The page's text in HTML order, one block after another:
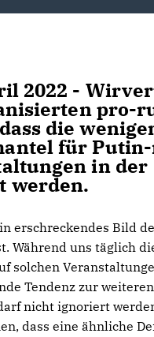
2022 -
pro-
die
für Putin-
in der
werden.
erschreckendes Bild
Während uns täglich
solchen
Tendenz zur
nicht ignoriert
dass eine ähnliche